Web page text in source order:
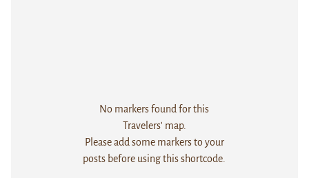
No markers found for this
Travelers' map.
Please add some markers to your
posts before using this shortcode.